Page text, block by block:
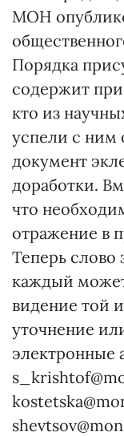
МОН
Порядка
содержит
кто из
успели с ним
документ
доработки.
что
отражение в
Теперь слово
каждый может
видение той
уточнение
электронные